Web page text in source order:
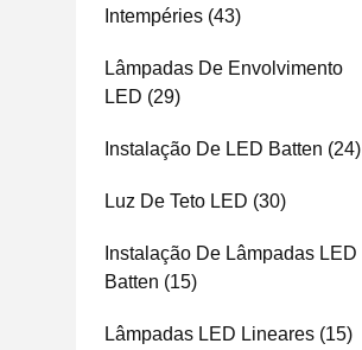
Intempéries (43)
Lâmpadas De Envolvimento
LED (29)
Instalação De LED Batten (24)
Luz De Teto LED (30)
Instalação De Lâmpadas LED
Batten (15)
Lâmpadas LED Lineares (15)